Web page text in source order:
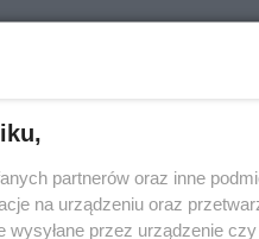
partnerów oraz inne
na urządzeniu oraz
wysyłane przez urządzenie